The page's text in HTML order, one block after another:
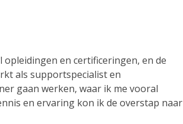
en certificeringen, en de
als supportspecialist en
gaan werken, waar ik me vooral
en ervaring kon ik de overstap naar